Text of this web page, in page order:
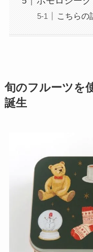
こちらの
旬のフルーツを
誕生